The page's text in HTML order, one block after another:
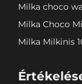
Milka choco
Milka Choco
Milka Milkinis